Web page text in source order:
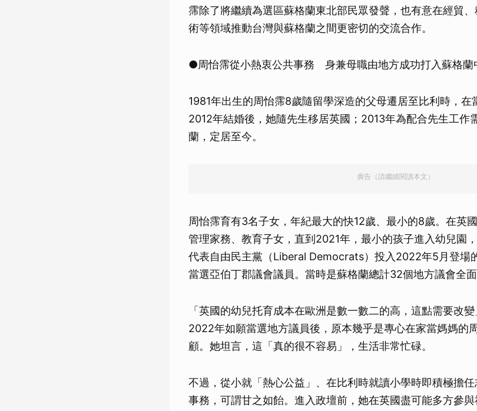
霈除了將繼續為選區蘇格蘭東北部民眾發聲，也有意在經貿
術等領域推動台灣與蘇格蘭之間更密切的交流合作。
●周怡霈從小熱衷公共事務 身兼母職由地方成功打入蘇格蘭
1981年出生的周怡霈8歲隨留學深造的父母遷居至比利時，在
2012年結婚後，她隨先生移居英國；2013年為配合先生工作
蘭，定居至今。
廣告（請繼續閱讀本文）
周怡霈育有3名子女，年紀最大的快12歲、最小的8歲。在英
管理家務、教育子女，直到2021年，最小的孩子進入幼兒園
代表自由民主黨（Liberal Democrats）投入2022年5月登場
當選亞伯丁郡議會議員。當時是蘇格蘭總計32個地方議會全面
「英國的幼兒托育成本在歐洲是數一數二的高，這點需要改變
2022年如願當選地方議員後，原本幾乎是專心在家當媽媽的
顧。她坦言，這「真的很不容易」，生活非常忙碌。
不過，從小就「熱心公益」、在比利時就讀小學時即積極擔
事務，可謂甘之如飴。進入政壇前，她在英國盡可能多方參